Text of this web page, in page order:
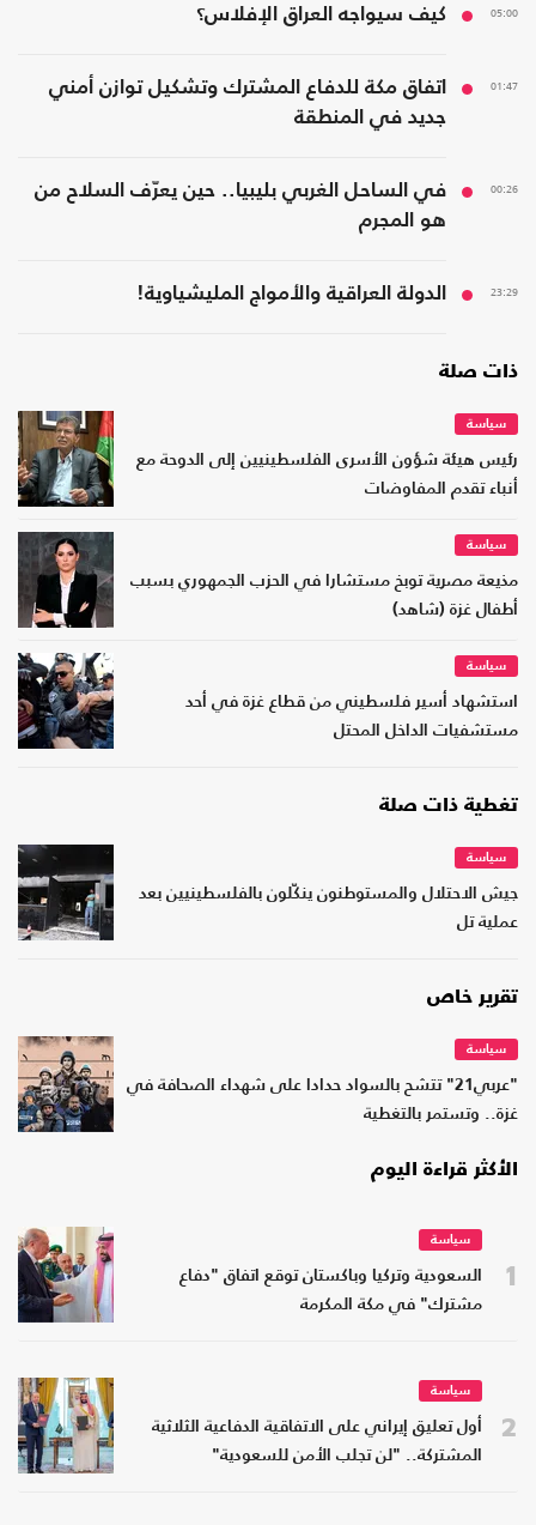
05:00 كيف سيواجه العراق الإفلاس؟
01:47
اتفاق مكة للدفاع المشترك وتشكيل توازن أمني
جديد في المنطقة
00:26
في الساحل الغربي بليبيا.. حين يعرّف السلاح من
هو المجرم
23:29 الدولة العراقية والأمواج المليشياوية!
ذات صلة
سياسة
رئيس هيئة شؤون الأسرى الفلسطينيين إلى الدوحة مع
أنباء تقدم المفاوضات
سياسة
مذيعة مصرية توبخ مستشارا في الحزب الجمهوري بسبب
أطفال غزة (شاهد)
سياسة
استشهاد أسير فلسطيني من قطاع غزة في أحد
مستشفيات الداخل المحتل
تغطية ذات صلة
سياسة
جيش الاحتلال والمستوطنون ينكّلون بالفلسطينيين بعد
عملية تل
تقرير خاص
سياسة
"عربي21" تتشح بالسواد حدادا على شهداء الصحافة في
غزة.. وتستمر بالتغطية
الأكثر قراءة اليوم
1
سياسة
السعودية وتركيا وباكستان توقع اتفاق "دفاع
مشترك" في مكة المكرمة
2
سياسة
أول تعليق إيراني على الاتفاقية الدفاعية الثلاثية
المشتركة.. "لن تجلب الأمن للسعودية"